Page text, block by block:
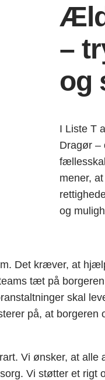
–
og
I Liste T
Dragør –
mener,
og
Det kræver, at
tæt på
skal
på, at borgeren
Vi ønsker, at
Vi støtter et rigt